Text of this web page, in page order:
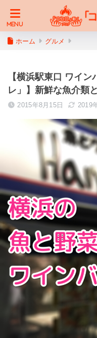
ホーム グルメ
【横浜駅東口 ワイ
レ」】新鮮な魚介類
2015年8月15日 2019